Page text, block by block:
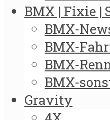
BMX | Fixie |
BMX-
BMX-
BMX-
BMX-
Gravity